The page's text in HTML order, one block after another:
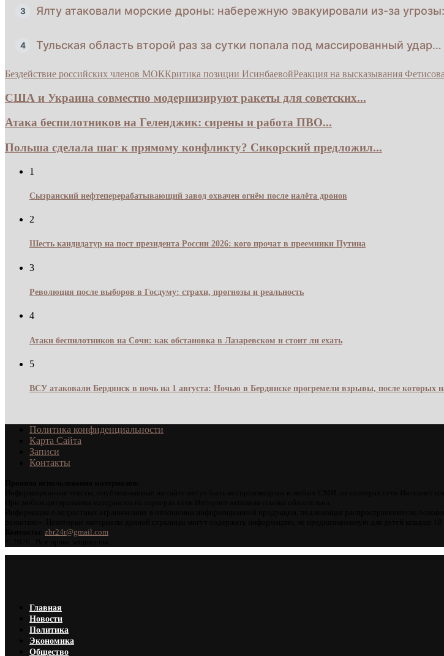
3 Ялту атаковали морские дроны: набережную эвакуировали из-за
4 Тульская область второй раз за сутки попала под массированный удар…
Бездействие российских членов МОККритика позиции ИсинбаевойРеакция на высказывания Фетисова
США и Украина совместно модернизируют ракеты для советских...
Атака беспилотников на Геленджик: сирены и работа ПВО...
Польша сделала шаг к прямому конфликту? Сикорский предложил...
1
Сызранский нефтеперерабатывающий завод охвачен огнём после налёта дронов
2
Шесть кандидатур на пост президента России 2026: кого прочат в преемники Путина
3
Революция после выборов в Госдуму: страхи, прогнозы и реальность
4
Атаки беспилотников на Сочи: как обстановка в Лазаревском и стоит ли ехать
5
ВСУ атаковали Бердянск в ночь на 1 августа: Ночью в Бердянске прогремели взрывы, после которых
Политика конфиденциальности
Карта Сайта
Записи
Контакты
zbr24r@gmail.com
Главная
Новости
Политика
Экономика
Общество